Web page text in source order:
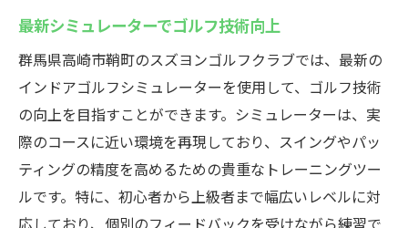
最新シミュレーターでゴルフ技術向上
群馬県高崎市鞘町のスズヨンゴルフクラブでは、最新の
インドアゴルフシミュレーターを使用して、ゴルフ技術
の向上を目指すことができます。シミュレーターは、実
際のコースに近い環境を再現しており、スイングやパッ
ティングの精度を高めるための貴重なトレーニングツー
ルです。特に、初心者から上級者まで幅広いレベルに対
応しており、個別のフィードバックを受けながら練習で